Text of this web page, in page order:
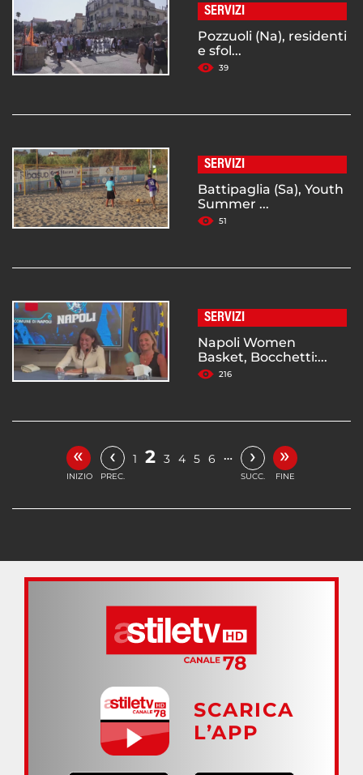
SERVIZI
Pozzuoli (Na), residenti
e sfol...
39
SERVIZI
Battipaglia (Sa), Youth
Summer ...
51
SERVIZI
Napoli Women
Basket, Bocchetti:...
216
«
INIZIO
‹
PREC.
1 2 3 4 5 6 … ›
SUCC.
»
FINE
SCARICA
L’APP